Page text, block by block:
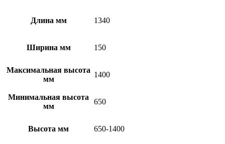
Длина мм 1340
Ширина мм 150
Максимальная высота
мм
1400
Минимальная высота
мм
650
Высота мм 650-1400